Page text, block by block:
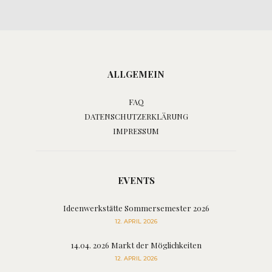
ALLGEMEIN
FAQ
DATENSCHUTZERKLÄRUNG
IMPRESSUM
EVENTS
Ideenwerkstätte Sommersemester 2026
12. APRIL 2026
14.04. 2026 Markt der Möglichkeiten
12. APRIL 2026